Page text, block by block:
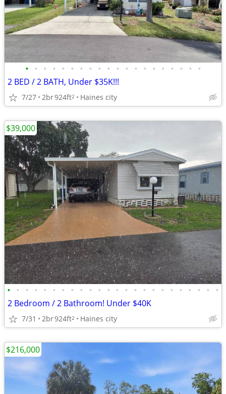
• • • • • • • • • • • • • • • • • • • •
2 BED / 2 BATH, Under $35K!!!
7/27 2br924ft2 Haines city
• • • • • • • • • • • • • • • • • • • • • • • •
2 Bedroom / 2 Bathroom! Under $40K
7/31 2br924ft2 Haines city
$39,000
$216,000